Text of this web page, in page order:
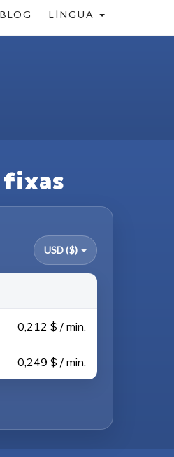
BLOG LÍNGUA
USD ($)
0,212 $ / min.
0,249 $ / min.